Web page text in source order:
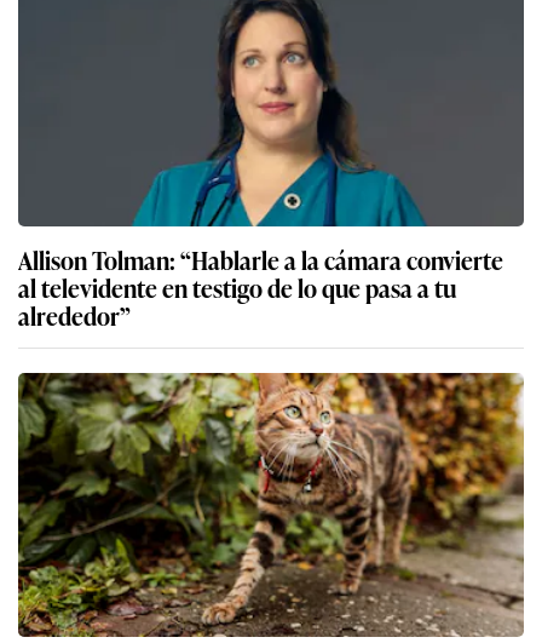
Allison Tolman: “Hablarle a la cámara convierte
al televidente en testigo de lo que pasa a tu
alrededor”